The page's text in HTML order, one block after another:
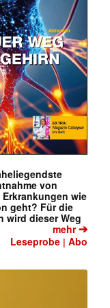
von
wie
geht? Für die
wird dieser Weg
mehr➔
Leseprobe |Abo